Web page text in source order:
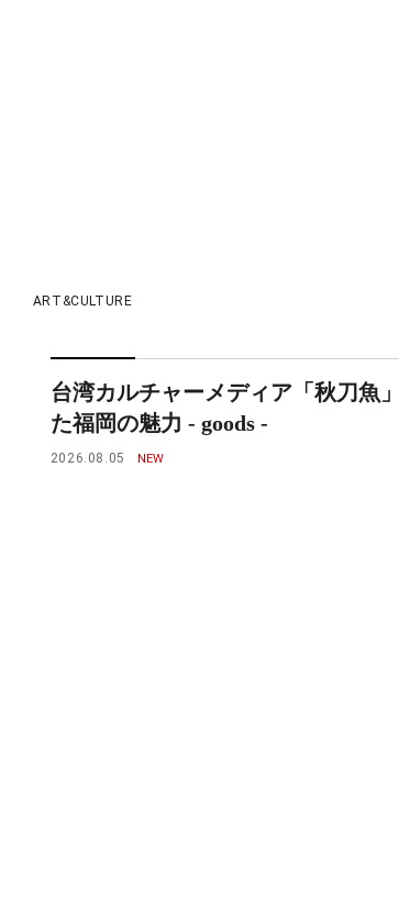
ART&CULTURE
台湾カルチャーメディア「秋刀魚
た福岡の魅力 - goods -
2026.08.05